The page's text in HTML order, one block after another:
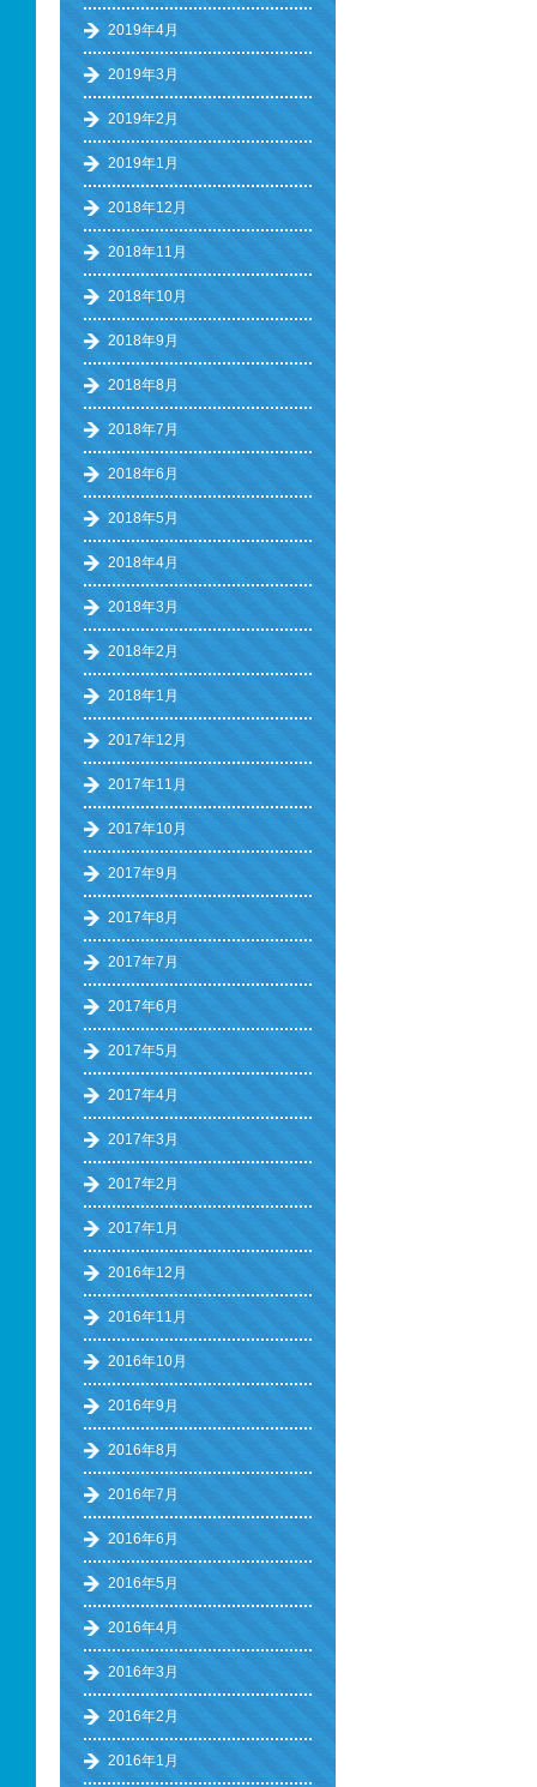
2019年4月
2019年3月
2019年2月
2019年1月
2018年12月
2018年11月
2018年10月
2018年9月
2018年8月
2018年7月
2018年6月
2018年5月
2018年4月
2018年3月
2018年2月
2018年1月
2017年12月
2017年11月
2017年10月
2017年9月
2017年8月
2017年7月
2017年6月
2017年5月
2017年4月
2017年3月
2017年2月
2017年1月
2016年12月
2016年11月
2016年10月
2016年9月
2016年8月
2016年7月
2016年6月
2016年5月
2016年4月
2016年3月
2016年2月
2016年1月